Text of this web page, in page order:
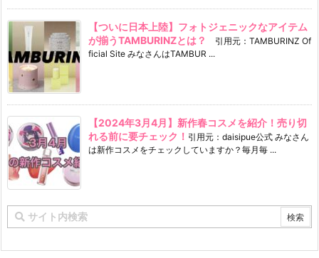
【ついに日本上陸】フォトジェニックなアイテム
が揃うTAMBURINZとは？
引用元：TAMBURINZ Of
ficial Site みなさんはTAMBUR ...
【2024年3月4月】新作春コスメを紹介！売り切
れる前に要チェック！ 引用元：daisipue公式 みなさん
は新作コスメをチェックしていますか？毎月毎 ...